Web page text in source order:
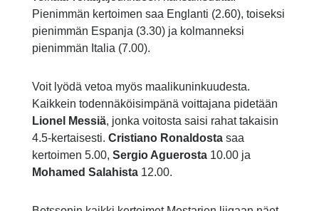
Pienimmän kertoimen saa Englanti (2.60), toiseksi
pienimmän Espanja (3.30) ja kolmanneksi
pienimmän Italia (7.00).
Voit lyödä vetoa myös maalikuninkuudesta.
Kaikkein todennäköisimpänä voittajana pidetään
Lionel Messiä, jonka voitosta saisi rahat takaisin
4.5-kertaisesti. Cristiano Ronaldostasaa
kertoimen 5.00, Sergio Aguerosta10.00 ja
Mohamed Salahista12.00.